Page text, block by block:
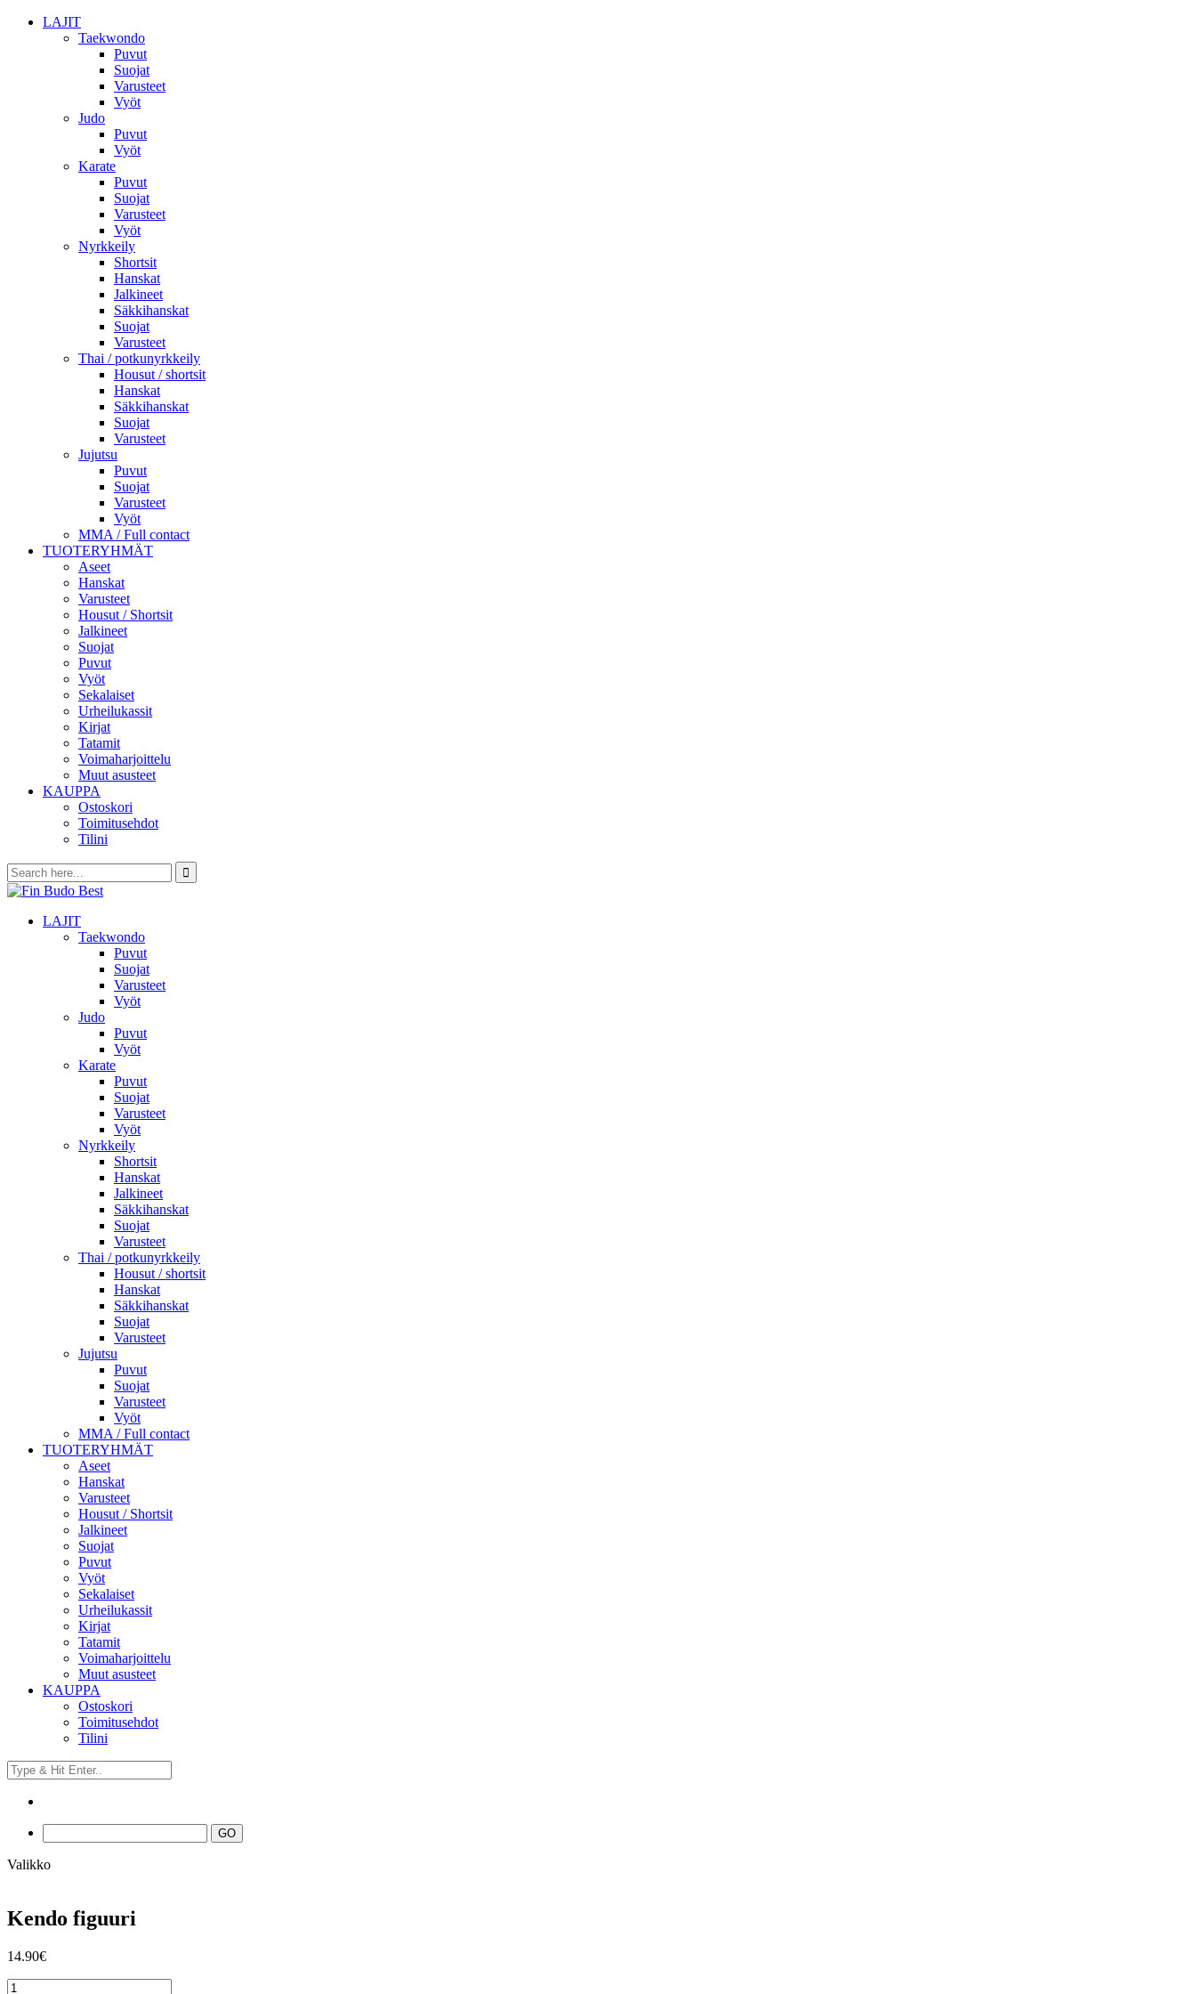
LAJIT
Taekwondo
Puvut
Suojat
Varusteet
Vyöt
Judo
Puvut
Vyöt
Karate
Puvut
Suojat
Varusteet
Vyöt
Nyrkkeily
Shortsit
Hanskat
Jalkineet
Säkkihanskat
Suojat
Varusteet
Thai / potkunyrkkeily
Housut / shortsit
Hanskat
Säkkihanskat
Suojat
Varusteet
Jujutsu
Puvut
Suojat
Varusteet
Vyöt
MMA / Full contact
TUOTERYHMÄT
Aseet
Hanskat
Varusteet
Housut / Shortsit
Jalkineet
Suojat
Puvut
Vyöt
Sekalaiset
Urheilukassit
Kirjat
Tatamit
Voimaharjoittelu
Muut asusteet
KAUPPA
Ostoskori
Toimitusehdot
Tilini
LAJIT
Taekwondo
Puvut
Suojat
Varusteet
Vyöt
Judo
Puvut
Vyöt
Karate
Puvut
Suojat
Varusteet
Vyöt
Nyrkkeily
Shortsit
Hanskat
Jalkineet
Säkkihanskat
Suojat
Varusteet
Thai / potkunyrkkeily
Housut / shortsit
Hanskat
Säkkihanskat
Suojat
Varusteet
Jujutsu
Puvut
Suojat
Varusteet
Vyöt
MMA / Full contact
TUOTERYHMÄT
Aseet
Hanskat
Varusteet
Housut / Shortsit
Jalkineet
Suojat
Puvut
Vyöt
Sekalaiset
Urheilukassit
Kirjat
Tatamit
Voimaharjoittelu
Muut asusteet
KAUPPA
Ostoskori
Toimitusehdot
Tilini
Valikko
Kendo figuuri
14.90€
Kendo